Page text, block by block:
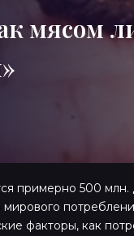
мясом
примерно 500
мирового
факторы, как